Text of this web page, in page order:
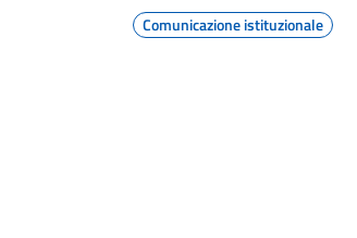
Comunicazione istituzionale